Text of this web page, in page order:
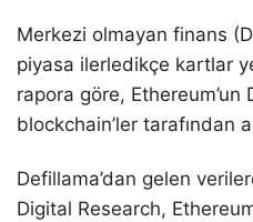
Merkezi olmayan finans
piyasa ilerledikçe kartlar
rapora göre,
blockchain’ler tarafından
Defillama’dan gelen
Digital Research,